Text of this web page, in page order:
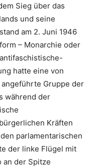
Sieg über das
und seine
am 2. Juni 1946
– Monarchie oder
hatte eine von
Gruppe der
während der
Kräften
parlamentarischen
der linke Flügel mit
an der Spitze